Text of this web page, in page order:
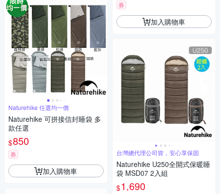
Naturehike 任選均一價
Naturehike 可拼接信封睡袋 多
款任選
$850
券
加入購物車
券
加入購物車
台灣總代理公司貨，安心享保固
Naturehike U250全開式保暖睡
袋 MSD07 2入組
$1,690